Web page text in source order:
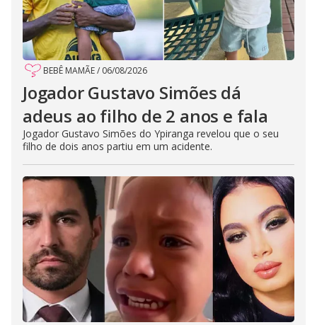
BEBÊ MAMÃE/ 06/08/2026
Jogador Gustavo Simões dá
adeus ao filho de 2 anos e fala
Jogador Gustavo Simões do Ypiranga revelou que o seu
filho de dois anos partiu em um acidente.